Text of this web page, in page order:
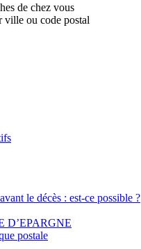
de chez vous
ville ou code postal
le décès : est-ce possible ?
D’EPARGNE
postale